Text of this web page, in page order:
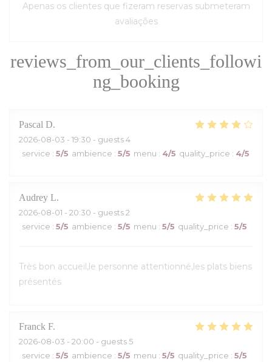
reviews_from_our_clients_followi
ng_booking
Pascal D
2026-08-03 - 19:30 - guests 4
service : 5/5 ambience : 5/5 menu : 4/5 quality_price : 4/5
Audrey L
2026-08-01 - 20:30 - guests 2
service : 5/5 ambience : 5/5 menu : 5/5 quality_price : 5/5
Très bon accueil,le personne attentionné,les plats biens
présentés
Franck F
2026-08-03 - 20:00 - guests 5
service : 5/5 ambience : 5/5 menu : 5/5 quality_price : 5/5
Apenas os clientes que fizeram reservas submeteram
avaliações